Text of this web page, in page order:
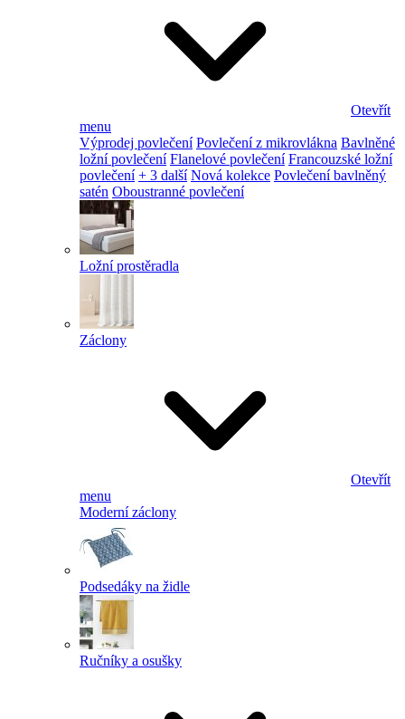
Otevřít
menu
Výprodej povlečení Povlečení z mikrovlákna Bavlněné
ložní povlečení Flanelové povlečení Francouzské ložní
povlečení + 3 další Nová kolekce Povlečení bavlněný
satén Oboustranné povlečení
Ložní prostěradla
Záclony
Otevřít
menu
Moderní záclony
Podsedáky na židle
Ručníky a osušky